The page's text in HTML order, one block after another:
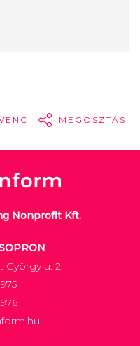
MEGOSZTÁS
Nonprofit Kft.
György u. 2.